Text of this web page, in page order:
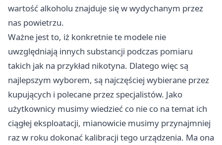
wartość alkoholu znajduje się w wydychanym przez
nas powietrzu.
Ważne jest to, iż konkretnie te modele nie
uwzględniają innych substancji podczas pomiaru
takich jak na przykład nikotyna. Dlatego więc są
najlepszym wyborem, są najczęściej wybierane przez
kupujących i polecane przez specjalistów. Jako
użytkownicy musimy wiedzieć co nie co na temat ich
ciągłej eksploatacji, mianowicie musimy przynajmniej
raz w roku dokonać kalibracji tego urządzenia. Ma ona